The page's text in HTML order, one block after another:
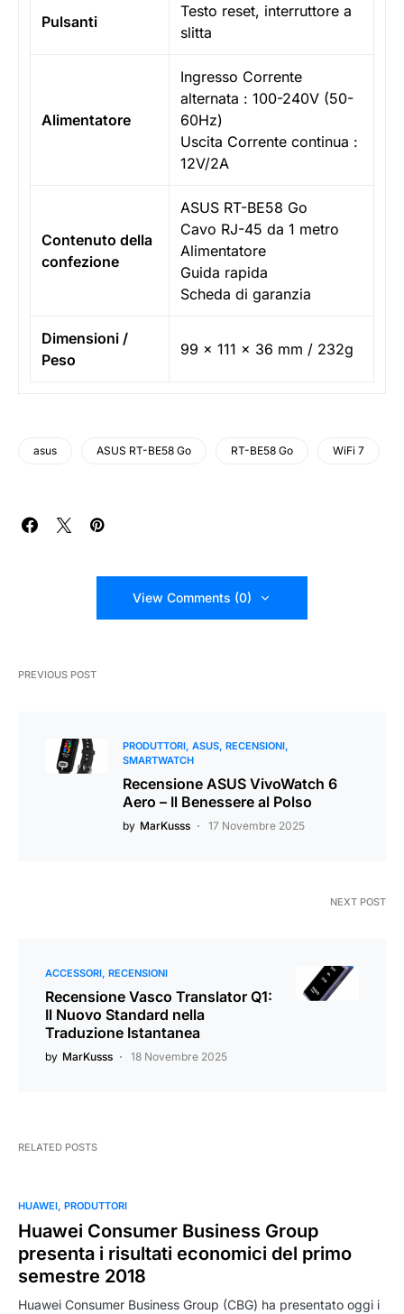
Pulsanti
Testo reset, interruttore a
slitta
Alimentatore
Ingresso Corrente
alternata : 100-240V (50-
60Hz)
Uscita Corrente continua :
12V/2A
Contenuto della
confezione
ASUS RT-BE58 Go
Cavo RJ-45 da 1 metro
Alimentatore
Guida rapida
Scheda di garanzia
Dimensioni /
Peso
99 x 111 x 36 mm / 232g
asus ASUS RT-BE58 Go RT-BE58 Go WiFi 7
View Comments (0)
PREVIOUS POST
PRODUTTORI ASUS RECENSIONI
SMARTWATCH
Recensione ASUS VivoWatch 6
Aero – Il Benessere al Polso
by MarKusss 17 Novembre 2025
NEXT POST
ACCESSORI RECENSIONI
Recensione Vasco Translator Q1:
Il Nuovo Standard nella
Traduzione Istantanea
by MarKusss 18 Novembre 2025
RELATED POSTS
HUAWEI PRODUTTORI
Huawei Consumer Business Group
presenta i risultati economici del primo
semestre 2018
Huawei Consumer Business Group (CBG) ha presentato oggi i